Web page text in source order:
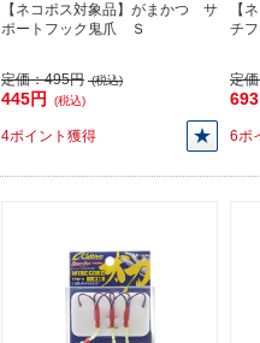
【ネコポス対象品】がまかつ サ
ポートフック鬼爪 Ｓ
定価：495円 (税込)
445円 (税込)
4ポイント獲得
【
チ
定
6ポ